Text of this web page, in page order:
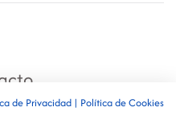
de Privacidad | Política de Cookies